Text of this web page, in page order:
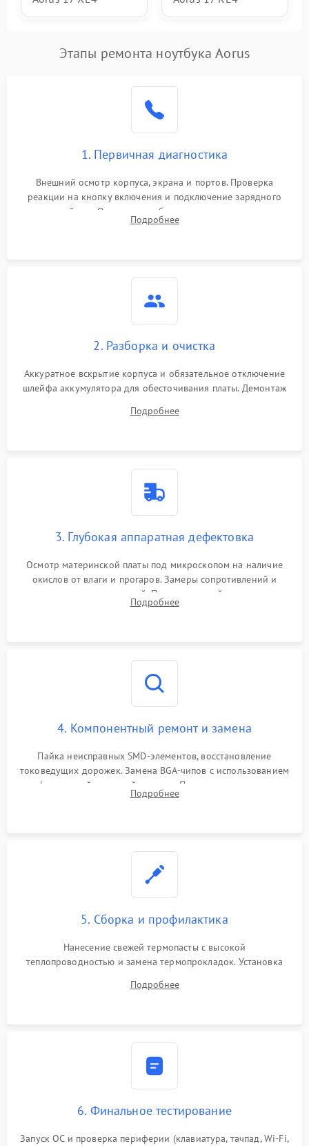
Этапы ремонта ноутбука Aorus
1. Первичная диагностика
Внешний осмотр корпуса, экрана и портов. Проверка
реакции на кнопку включения и подключение зарядного
устройства. Оценка потребления тока с помощью
лабораторного блока питания для локализации проблемы.
Подробнее
2. Разборка и очистка
Аккуратное вскрытие корпуса и обязательное отключение
шлейфа аккумулятора для обесточивания платы. Демонтаж
высохшей термопасты с кристаллов чипов.
Подробнее
3. Глубокая аппаратная дефектовка
Осмотр материнской платы под микроскопом на наличие
окислов от влаги и прогаров. Замеры сопротивлений и
дежурных напряжений. Проверка цепей питания,
мультиконтроллера, процессора и видеочипа.
Подробнее
4. Компонентный ремонт и замена
Пайка неисправных SMD-элементов, восстановление
токоведущих дорожек. Замена BGA-чипов с использованием
инфракрасной паяльной станции. Прошивка микросхемы
BIOS или замена поврежденных портов USB
Подробнее
5. Сборка и профилактика
Нанесение свежей термопасты с высокой
теплопроводностью и замена термопрокладок. Установка
шлейфов, модулей памяти и накопителей. Предварительная
Подробнее
6. Финальное тестирование
Запуск ОС и проверка периферии (клавиатура, тачпад, Wi-Fi,